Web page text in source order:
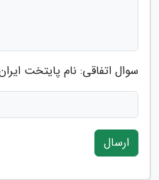
سوال اتفاقی: نام پایتخت
ارسال